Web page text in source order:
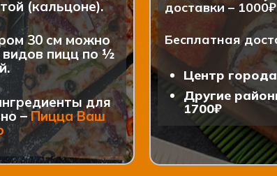
(кальцоне).
30 см можно
видов пицц по ½
для
–Пицца Ваш
доставки – 1000₽
Бесплатная
Центр
Другие
1700₽